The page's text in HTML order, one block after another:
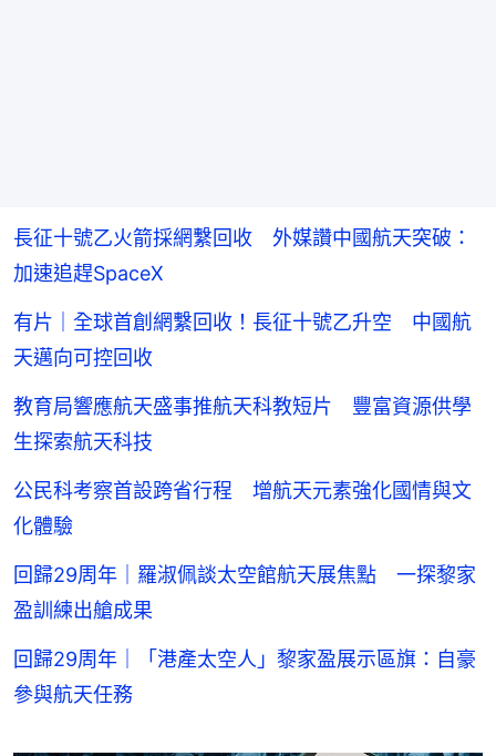
長征十號乙火箭採網繫回收 外媒讚中國航天突破：
加速追趕SpaceX
有片｜全球首創網繫回收！長征十號乙升空 中國航
天邁向可控回收
教育局響應航天盛事推航天科教短片 豐富資源供學
生探索航天科技
公民科考察首設跨省行程 增航天元素強化國情與文
化體驗
回歸29周年｜羅淑佩談太空館航天展焦點 一探黎家
盈訓練出艙成果
回歸29周年｜「港產太空人」黎家盈展示區旗：自豪
參與航天任務